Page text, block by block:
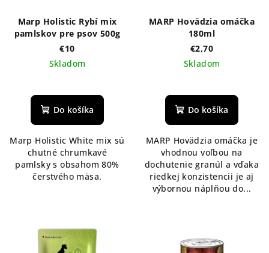
Marp Holistic Rybí mix
pamlskov pre psov 500g
€10
Skladom
Do košíka
Marp Holistic White mix sú
chutné chrumkavé
pamlsky s obsahom 80%
čerstvého mäsa.
MARP Hovädzia omáčka
180ml
€2,70
Skladom
Do košíka
MARP Hovädzia omáčka je
vhodnou voľbou na
dochutenie granúl a vďaka
riedkej konzistencii je aj
výbornou náplňou do...